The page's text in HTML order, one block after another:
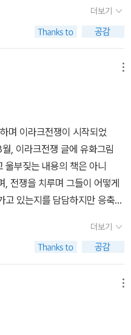
반전, 난민 구호, 의료 지원 활동
체로, 박기범 작가는 이 단체를
는 낮에는 주요 시설들을 지키
버티며 전쟁의 실상을 기록
. 이라크에 다녀온 직후에는
동을 했고, 전범민중재판, 이라
크가 내전으로 악화일로를 걷
책에도 등장하는 이라크 인
이들의 편지 나눔을 시작하여
가는 슬픔과 분노를 쏟아 붓듯
의 그림을 그려 냈다. 한 권의
특수 촬영하고, 원화에 가장 가
신경 썼다. 이라크에서 만난
화 전시회가 『그 꿈들』의 출
리, 8월 11일~23일) 책의 감동
포탄과 총알을 날렸지 돌을
. 부모자식을 잃어서 분노한
려 하지만, 착한 사람들은 착
서는 주장한다. 전쟁이 불러오
익을 때까지는 기다려야 한다.
호와 평화와 좀 더 가난한 사람
동가들의 숙제일 것이다. 책
비교해보니 같은 그림임에도
가격을 조정해야 하는지라 그
다고 설명했다. 될 수 있으면 이
첨화일 것 같다는 생각이 든다.
이다.
우방에 지치지 않는 외사랑! 지
많던가요. 세상에 공짜란 없
를 치르고 있던가요. 아프리카
한 대륙 아프리카. 이라크에 석
랜토리노'가 떠오릅니다. 한
클린트이스트우드가 맡았지
토록 잊지 못합니다. 신앙을 가
사람의 피를 묻힌 자신은 구
. 이 책에도 그런 군인들이 나
만 누군가는 마지 못해 오기도
전쟁의 모습은 이런 게 아닐
, 그리하여 무장하지 않은 민간
느덧 이 나라는 저쪽 군복을 입
.이 나라의 관청 직원도 다시
들었습니다.이 모든 것은 저쪽
거는 규칙대로였습니다. 세상이
습니다.그 전까지 이 나라를 마
을 쓰지 못했습니다. 아무것도
마나 고통스러울지를 알기에.
, 몸속 식지 않는 불덩이. 그러
다하지 않고 즐겁게 해 오고 있
림」 동인으로 『미친개』에 그
이의 거리를 지닌 분들이라는
범 작가는 세상의 조화를 깨
원일도 하기 시작했다고 한
wauthor_interview.asp
화작가가 된다는 것은 그
일인지도 모르겠다. 왜냐하면
그려낼 수 있다는 것을 넘어
정이 이 책의 그림과 글에서 그
보고(읽는 것이 아닌), 또 작가
삶인가 생각하게 된다. 하느님
가의 삶에 비하자면 나는 돈을
닌가.. 책에 나온 이야기처럼
있지 않다. 숫자의 편리함은 공
책 한 장 한 장을 넘기면서 숫
. 이를 문제삼기에는 '생명'이
. 그렇기에 전쟁은
, 그 장소에는 생명이 없다. 그럼
가치가 있다면서 전쟁을 벌이
없다며 전쟁을 멈춘다고. 그 와
라 불리는 최상류층이다. 물
에 의해서 일어나는 것은 아
지나면 처음에는 욕심 때문에
으로 내세운 명분을 신념으로
각해진다. '그 꿈들'이란
과 그 이후 이야기가 담겨있다.
혹한 현장과 삶이란 그 어찌 말
오바마가 대통령이 된 후 이
범이
겠지만 조지 부시는 정말 본
렇기에 더욱더 위험한 사람이
쟁으로 나타났다. 그 몰아낸다
더보기
며 이라크전쟁이 시작되었
, 이라크전쟁 글에 유화그림
울부짖는 내용의 책은 아니
, 전쟁을 치루며 그들이 어떻게
있는지를 담담하지만 응축된
아픔, 슬픔, 절망, 전쟁의 잔혹
전쟁에 점점 무관심하고 외면
할지라도 전쟁을 일정부분 동
으며 간담이 서늘해졌다. 그
. 그 심각한 얼굴로 자기들만
라에는 아직 써먹지 않은 땅
더보기